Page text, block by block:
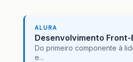
ALURA
Desenvolvimento Front-
Do primeiro componente à
e...